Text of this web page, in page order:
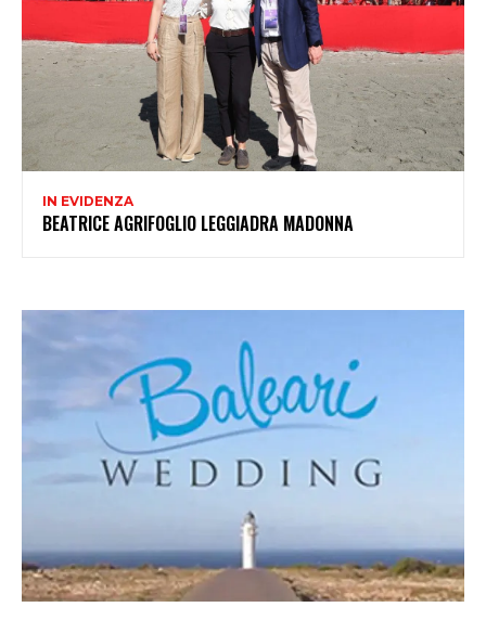
IN EVIDENZA
BEATRICE AGRIFOGLIO LEGGIADRA MADONNA